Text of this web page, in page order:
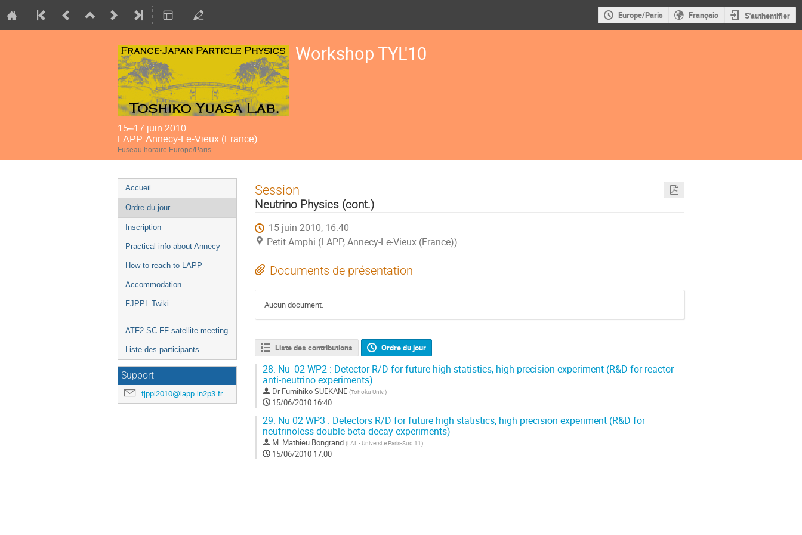
Europe/Paris Français S'authentifier
Workshop TYL'10
15–17 juin 2010
LAPP, Annecy-Le-Vieux (France)
Fuseau horaire Europe/Paris
Menu
de
l'événement
Accueil
Ordre du jour
Inscription
Practical info about Annecy
How to reach to LAPP
Accommodation
FJPPL Twiki
ATF2 SC FF satellite meeting
Liste des participants
Support
fjppl2010@lapp.in2p3.fr
Session
Neutrino Physics (cont.)
15 juin 2010, 16:40
Petit Amphi (LAPP, Annecy-Le-Vieux (France))
Documents de présentation
Aucun document.
Liste des contributions Ordre du jour
28. Nu_02 WP2 : Detector R/D for future high statistics, high precision experiment (R&D for reactor
anti-neutrino experiments)
Dr Fumihiko SUEKANE (Tohoku Univ.)
15/06/2010 16:40
29. Nu 02 WP3 : Detectors R/D for future high statistics, high precision experiment (R&D for
neutrinoless double beta decay experiments)
M. Mathieu Bongrand (LAL - Universite Paris-Sud 11)
15/06/2010 17:00